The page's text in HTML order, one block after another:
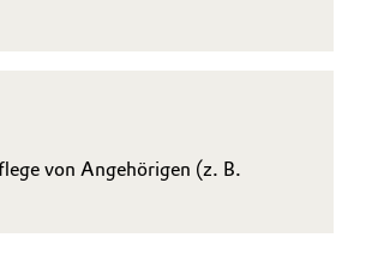
von Angehörigen (z. B.